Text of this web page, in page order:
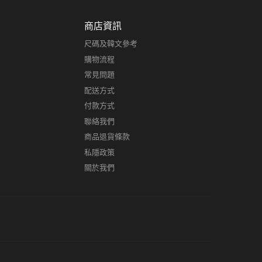
商店資訊
尺碼及韓文參考
購物流程
常見問題
配送方式
付款方式
聯絡我們
商品退貨條款
私隱政策
關於我們